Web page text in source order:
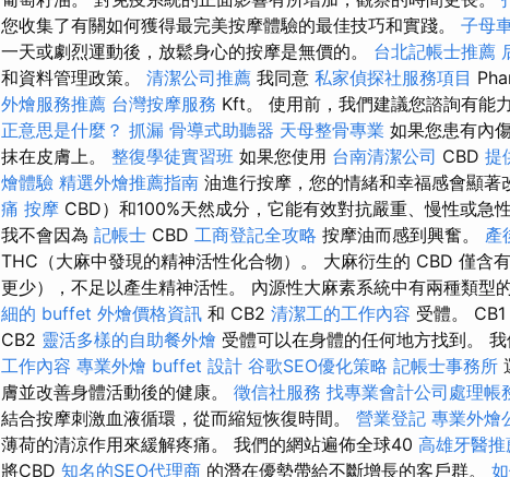
您收集了有關如何獲得最完美按摩體驗的最佳技巧和實踐。 子母
一天或劇烈運動後，放鬆身心的按摩是無價的。 台北記帳士推薦
和資料管理政策。 清潔公司推薦 我同意 私家偵探社服務項目
外燴服務推薦 台灣按摩服務 Kft。 使用前，我們建議您諮詢有能
正意思是什麼？ 抓漏 骨導式助聽器 天母整骨專業 如果您患有內
抹在皮膚上。 整復學徒實習班 如果您使用 台南清潔公司 CBD 提
燴體驗 精選外燴推薦指南 油進行按摩，您的情緒和幸福感會顯
痛 按摩 CBD）和100%天然成分，它能有效對抗嚴重、慢性或急
我不會因為 記帳士 CBD 工商登記全攻略 按摩油而感到興奮。 產
THC（大麻中發現的精神活性化合物）。 大麻衍生的 CBD 僅含
更少），不足以產生精神活性。 內源性大麻素系統中有兩種類型
細的 buffet 外燴價格資訊 和 CB2 清潔工的工作內容 受體。
CB2 靈活多樣的自助餐外燴 受體可以在身體的任何地方找到。
工作內容 專業外燴 buffet 設計 谷歌SEO優化策略 記帳士事務所
膚並改善身體活動後的健康。 徵信社服務 找專業會計公司處理帳
結合按摩刺激血液循環，從而縮短恢復時間。 營業登記 專業外燴
薄荷的清涼作用來緩解疼痛。 我們的網站遍佈全球40 高雄牙醫推
將CBD 知名的SEO代理商 的潛在優勢帶給不斷增長的客戶群。